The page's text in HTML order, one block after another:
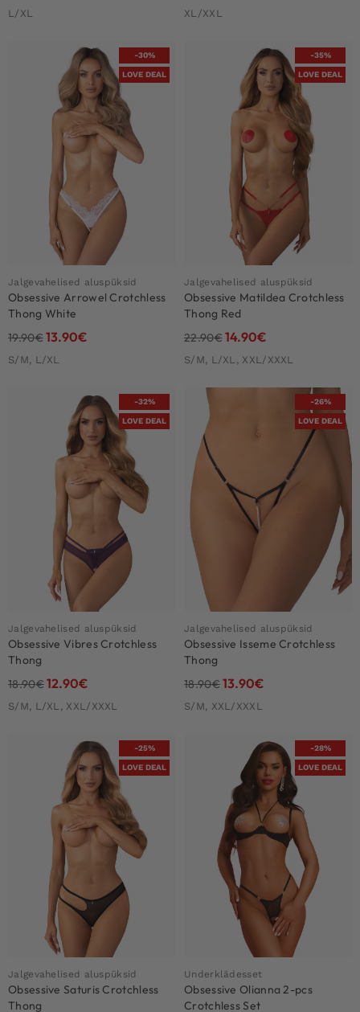
L/XL XL/XXL
-30%
LOVE DEAL
Jalgevahelised aluspüksid
Obsessive Arrowel Crotchless
Thong White
19.90€13.90€
S/M, L/XL
-35%
LOVE DEAL
Jalgevahelised aluspüksid
Obsessive Matildea Crotchless
Thong Red
22.90€14.90€
S/M, L/XL, XXL/XXXL
-32%
LOVE DEAL
Jalgevahelised aluspüksid
Obsessive Vibres Crotchless
Thong
18.90€12.90€
S/M, L/XL, XXL/XXXL
-26%
LOVE DEAL
Jalgevahelised aluspüksid
Obsessive Isseme Crotchless
Thong
18.90€13.90€
S/M, XXL/XXXL
-25%
LOVE DEAL
Jalgevahelised aluspüksid
Obsessive Saturis Crotchless
Thong
-28%
LOVE DEAL
Underklädesset
Obsessive Olianna 2-pcs
Crotchless Set